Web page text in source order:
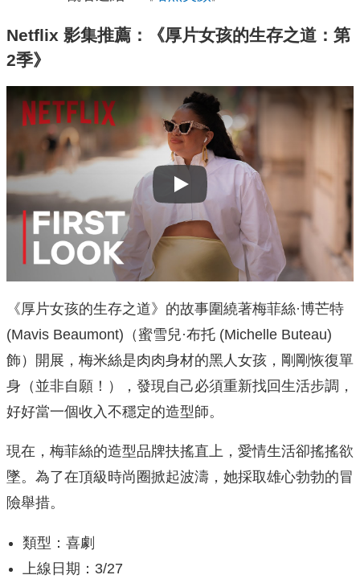
Netflix 影集推薦：《厚片女孩的生存之道：第
2季》
Play
《厚片女孩的生存之道》的故事圍繞著梅菲絲·博芒特
(Mavis Beaumont)（蜜雪兒·布托 (Michelle Buteau)
飾）開展，梅米絲是肉肉身材的黑人女孩，剛剛恢復單
身（並非自願！），發現自己必須重新找回生活步調，
好好當一個收入不穩定的造型師。
現在，梅菲絲的造型品牌扶搖直上，愛情生活卻搖搖欲
墜。為了在頂級時尚圈掀起波濤，她採取雄心勃勃的冒
險舉措。
類型：喜劇
上線日期：3/27